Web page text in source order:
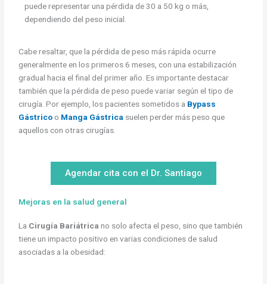
puede representar una pérdida de 30 a 50 kg o más,
dependiendo del peso inicial.
Cabe resaltar, que la pérdida de peso más rápida ocurre
generalmente en los primeros 6 meses, con una estabilización
gradual hacia el final del primer año. Es importante destacar
también que la pérdida de peso puede variar según el tipo de
cirugía. Por ejemplo, los pacientes sometidos a Bypass
Gástrico o Manga Gástrica suelen perder más peso que
aquellos con otras cirugías.
Agendar cita con el Dr. Santiago
Mejoras en la salud general
La Cirugía Bariátrica no solo afecta el peso, sino que también
tiene un impacto positivo en varias condiciones de salud
asociadas a la obesidad: